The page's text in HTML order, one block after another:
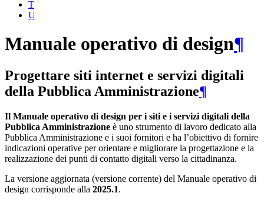
T
U
Manuale operativo di design¶
Progettare siti internet e servizi digitali
della Pubblica Amministrazione¶
Il Manuale operativo di design per i siti e i servizi digitali della
Pubblica Amministrazione è uno strumento di lavoro dedicato alla
Pubblica Amministrazione e i suoi fornitori e ha l’obiettivo di fornire
indicazioni operative per orientare e migliorare la progettazione e la
realizzazione dei punti di contatto digitali verso la cittadinanza.
La versione aggiornata (versione corrente) del Manuale operativo di
design corrisponde alla 2025.1.